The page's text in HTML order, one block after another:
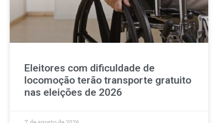
Eleitores com dificuldade de
locomoção terão transporte gratuito
nas eleições de 2026